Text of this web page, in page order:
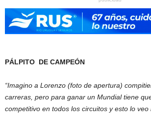
PÁLPITO DE CAMPEÓN
“Imagino a Lorenzo (foto de apertura)
carreras, pero para ganar un Mundial tiene
competitivo en todos los circuitos y esto lo veo